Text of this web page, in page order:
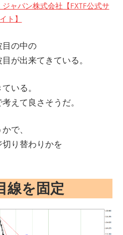
ャパン株式会社【FXTF公式サ
イト】
目の中の
が出来てきている。
いる。
えて良さそうだ。
で、
切り替わりかを
線を固定